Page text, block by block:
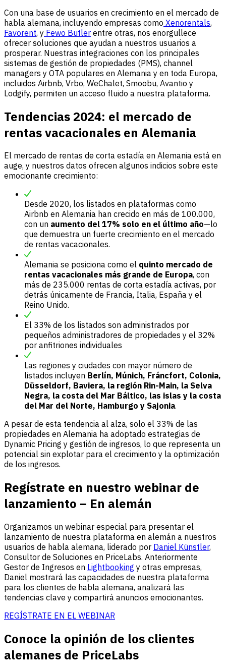
Con una base de usuarios en crecimiento en el mercado de
habla alemana, incluyendo empresas como Xenorentals,
Favorent, y Fewo Butler entre otras, nos enorgullece
ofrecer soluciones que ayudan a nuestros usuarios a
prosperar. Nuestras integraciones con los principales
sistemas de gestión de propiedades (PMS), channel
managers y OTA populares en Alemania y en toda Europa,
incluidos Airbnb, Vrbo, WeChalet, Smoobu, Avantio y
Lodgify, permiten un acceso fluido a nuestra plataforma.
Tendencias 2024: el mercado de
rentas vacacionales en Alemania
El mercado de rentas de corta estadía en Alemania está en
auge, y nuestros datos ofrecen algunos indicios sobre este
emocionante crecimiento:
Desde 2020, los listados en plataformas como
Airbnb en Alemania han crecido en más de 100.000,
con un aumento del 17% solo en el último año—lo
que demuestra un fuerte crecimiento en el mercado
de rentas vacacionales.
Alemania se posiciona como el quinto mercado de
rentas vacacionales más grande de Europa, con
más de 235.000 rentas de corta estadía activas, por
detrás únicamente de Francia, Italia, España y el
Reino Unido.
El 33% de los listados son administrados por
pequeños administradores de propiedades y el 32%
por anfitriones individuales
Las regiones y ciudades con mayor número de
listados incluyen Berlín, Múnich, Fráncfort, Colonia,
Düsseldorf, Baviera, la región Rin-Main, la Selva
Negra, la costa del Mar Báltico, las islas y la costa
del Mar del Norte, Hamburgo y Sajonia.
A pesar de esta tendencia al alza, solo el 33% de las
propiedades en Alemania ha adoptado estrategias de
Dynamic Pricing y gestión de ingresos, lo que representa un
potencial sin explotar para el crecimiento y la optimización
de los ingresos.
Regístrate en nuestro webinar de
lanzamiento – En alemán
Organizamos un webinar especial para presentar el
lanzamiento de nuestra plataforma en alemán a nuestros
usuarios de habla alemana, liderado por Daniel Künstler,
Consultor de Soluciones en PriceLabs. Anteriormente
Gestor de Ingresos en Lightbooking y otras empresas,
Daniel mostrará las capacidades de nuestra plataforma
para los clientes de habla alemana, analizará las
tendencias clave y compartirá anuncios emocionantes.
REGÍSTRATE EN EL WEBINAR
Conoce la opinión de los clientes
alemanes de PriceLabs